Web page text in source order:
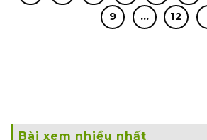
9
… 12
Bài xem nhiều nhất